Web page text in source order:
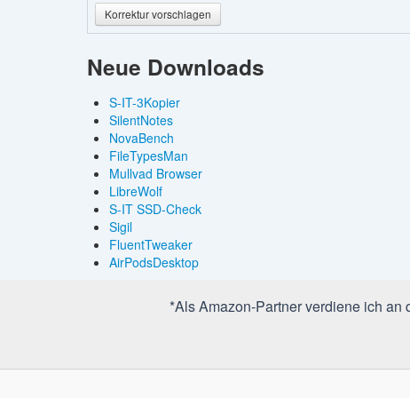
Korrektur vorschlagen
Neue Downloads
S-IT-3Kopier
SilentNotes
NovaBench
FileTypesMan
Mullvad Browser
LibreWolf
S-IT SSD-Check
Sigil
FluentTweaker
AirPodsDesktop
*Als Amazon-Partner verdiene ich